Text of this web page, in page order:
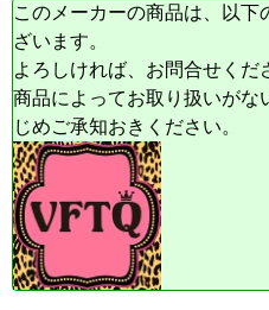
このメーカーの商品は、以
ざいます。
よろしければ、お問合せくだ
商品によってお取り扱いがな
じめご承知おきください。